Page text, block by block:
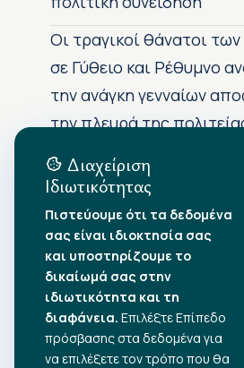
Οι τραγικοί θάνατοι
σε Γύθειο και Ρέθυμνο
την ανάγκη γενναίων
την πλευρά της
Αρχείο Δημοσιεύσεων
•Αύγουστος 2026
•Ιούλιος 2026
•Ιούνιος 2026
•Μάιος 2026
•Απρίλιος 2026
•Μάρτιος 2026
Διαχείριση
Ιδιωτικότητας
Πιστεύουμε ότι τα δεδομένα
σας είναι ιδιοκτησία σας
και υποστηρίζουμε το
δικαίωμά σας στην
ιδιωτικότητα και τη
διαφάνεια. Επιλέξτε Επίπεδο
πρόσβασης στα δεδομένα για
να επιλέξετε τον τρόπο που θα